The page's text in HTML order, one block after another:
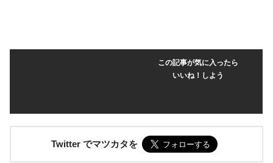
この記事が気に入ったら
いいね！しよう
Twitter でマツカタを